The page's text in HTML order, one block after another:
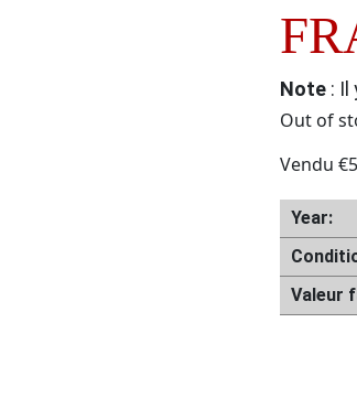
Note : Il
Out of
Vendu €
Year:
Valeur